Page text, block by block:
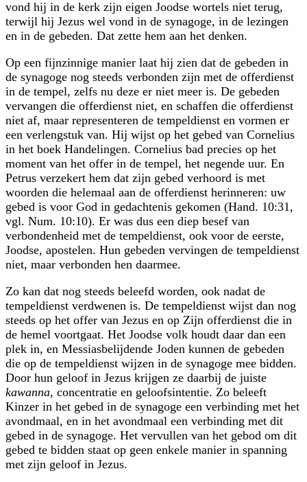
vond hij in de kerk zijn eigen Joodse wortels niet terug,
terwijl hij Jezus wel vond in de synagoge, in de lezingen
en in de gebeden. Dat zette hem aan het denken.
Op een fijnzinnige manier laat hij zien dat de gebeden in
de synagoge nog steeds verbonden zijn met de offerdienst
in de tempel, zelfs nu deze er niet meer is. De gebeden
vervangen die offerdienst niet, en schaffen die offerdienst
niet af, maar representeren de tempeldienst en vormen er
een verlengstuk van. Hij wijst op het gebed van Cornelius
in het boek Handelingen. Cornelius bad precies op het
moment van het offer in de tempel, het negende uur. En
Petrus verzekert hem dat zijn gebed verhoord is met
woorden die helemaal aan de offerdienst herinneren: uw
gebed is voor God in gedachtenis gekomen (Hand. 10:31,
vgl. Num. 10:10). Er was dus een diep besef van
verbondenheid met de tempeldienst, ook voor de eerste,
Joodse, apostelen. Hun gebeden vervingen de tempeldienst
niet, maar verbonden hen daarmee.
Zo kan dat nog steeds beleefd worden, ook nadat de
tempeldienst verdwenen is. De tempeldienst wijst dan nog
steeds op het offer van Jezus en op Zijn offer­dienst die in
de hemel voortgaat. Het Joodse volk houdt daar dan een
plek in, en Messiasbelijdende Joden kunnen de gebeden
die op de tempeldienst wijzen in de synagoge mee bidden.
Door hun geloof in Jezus krijgen ze daarbij de juiste
kawanna, concentratie en geloofsintentie. Zo beleeft
Kinzer in het gebed in de synagoge een verbinding met het
avondmaal, en in het avondmaal een verbinding met dit
gebed in de synagoge. Het vervullen van het gebod om dit
gebed te bidden staat op geen enkele manier in spanning
met zijn geloof in Jezus.